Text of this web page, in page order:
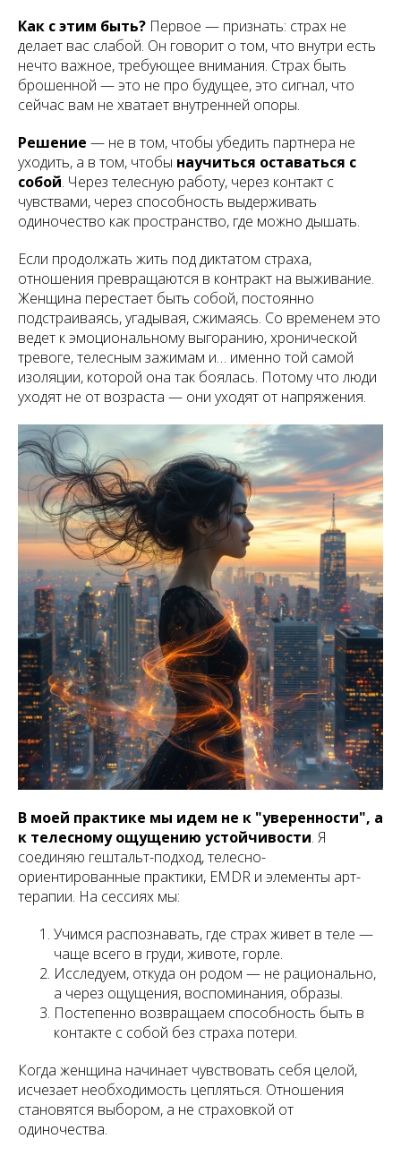
Как с этим быть? Первое — признать: страх не
делает вас слабой. Он говорит о том, что внутри есть
нечто важное, требующее внимания. Страх быть
брошенной — это не про будущее, это сигнал, что
сейчас вам не хватает внутренней опоры.
Решение — не в том, чтобы убедить партнера не
уходить, а в том, чтобы научиться оставаться с
собой. Через телесную работу, через контакт с
чувствами, через способность выдерживать
одиночество как пространство, где можно дышать.
Если продолжать жить под диктатом страха,
отношения превращаются в контракт на выживание.
Женщина перестает быть собой, постоянно
подстраиваясь, угадывая, сжимаясь. Со временем это
ведет к эмоциональному выгоранию, хронической
тревоге, телесным зажимам и… именно той самой
изоляции, которой она так боялась. Потому что люди
уходят не от возраста — они уходят от напряжения.
В моей практике мы идем не к "уверенности", а
к телесному ощущению устойчивости. Я
соединяю гештальт-подход, телесно-
ориентированные практики, EMDR и элементы арт-
терапии. На сессиях мы:
Учимся распознавать, где страх живет в теле —
чаще всего в груди, животе, горле.
Исследуем, откуда он родом — не рационально,
а через ощущения, воспоминания, образы.
Постепенно возвращаем способность быть в
контакте с собой без страха потери.
Когда женщина начинает чувствовать себя целой,
исчезает необходимость цепляться. Отношения
становятся выбором, а не страховкой от
одиночества.